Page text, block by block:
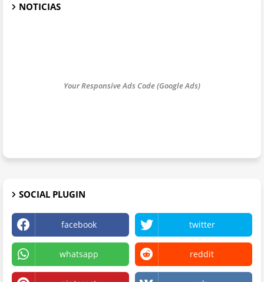
NOTICIAS
Your Responsive Ads Code (Google Ads)
SOCIAL PLUGIN
facebook twitter
whatsapp reddit